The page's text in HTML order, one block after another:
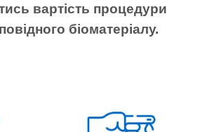
вартість процедури
біоматеріалу.